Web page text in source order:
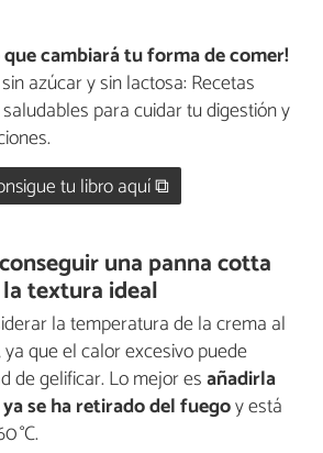
cambiará tu forma de comer!
azúcar y sin lactosa: Recetas
para cuidar tu digestión y
tu libro aquí ⧉
una panna cotta
textura ideal
la temperatura de la crema al
que el calor excesivo puede
de gelificar. Lo mejor esañadirla
se ha retirado del fuegoy está
°C.